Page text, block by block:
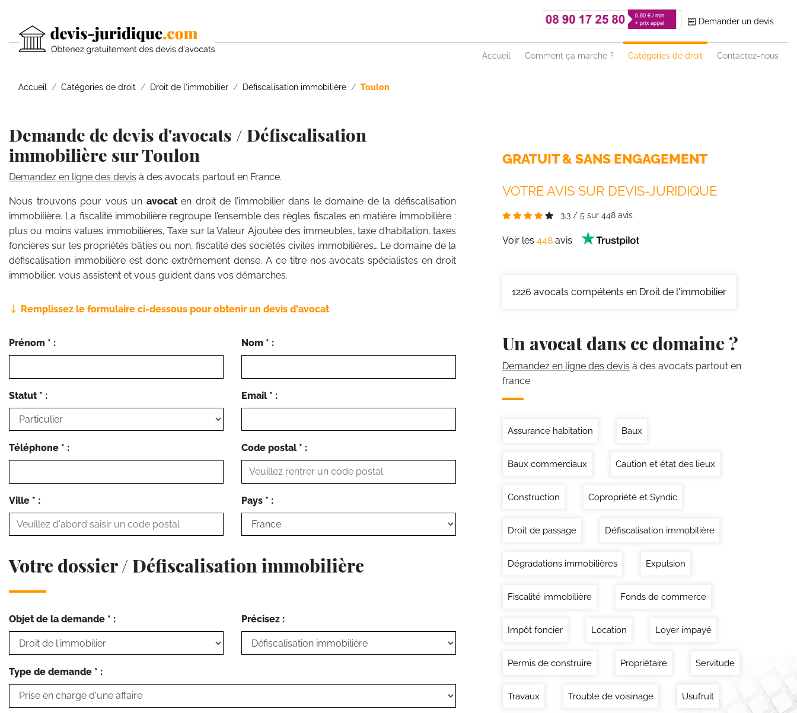
Demander un devis
Accueil Comment ça marche ? Catégories de droit Contactez-nous
Accueil Catégories de droit Droit de l'immobilier Défiscalisation immobilière Toulon
Demande de devis d'avocats / Défiscalisation
immobilière sur Toulon
Demandez en ligne des devis à des avocats partout en France.
Nous trouvons pour vous un avocaten droit de l’immobilier dans le domaine de la défiscalisation
immobilière. La fiscalité immobilière regroupe l’ensemble des règles fiscales en matière immobilière :
plus ou moins values immobilières, Taxe sur la Valeur Ajoutée des immeubles, taxe d’habitation, taxes
foncières sur les propriétés bâties ou non, fiscalité des sociétés civiles immobilières… Le domaine de la
défiscalisation immobilière est donc extrêmement dense. A ce titre nos avocats spécialistes en droit
immobilier, vous assistent et vous guident dans vos démarches.
Remplissez le formulaire ci-dessous pour obtenir un devis d'avocat
Prénom * : Nom * :
Statut * : Email * :
Téléphone * : Code postal * :
Ville * : Pays * :
Votre dossier / Défiscalisation immobilière
Objet de la demande * : Précisez :
Type de demande * :
GRATUIT & SANS ENGAGEMENT
VOTRE AVIS SUR DEVIS-JURIDIQUE
3.3 / 5 sur 448 avis
Voir les 448 avis
1226 avocats compétents en Droit de l'immobilier
Un avocat dans ce domaine ?
Demandez en ligne des devis à des avocats partout en
france
Assurance habitation Baux
Baux commerciaux Caution et état des lieux
Construction Copropriété et Syndic
Droit de passage Défiscalisation immobilière
Dégradations immobilières Expulsion
Fiscalité immobilière Fonds de commerce
Impôt foncier Location Loyer impayé
Permis de construire Propriétaire Servitude
Travaux Trouble de voisinage Usufruit